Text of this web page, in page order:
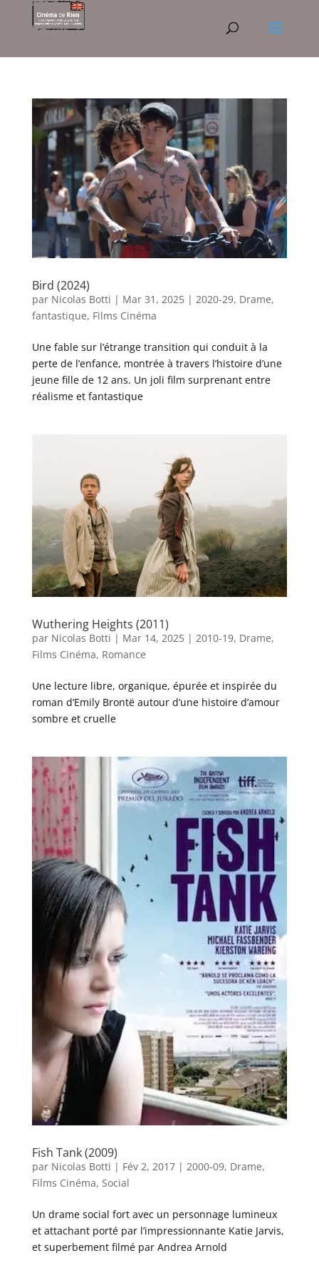
Bird (2024)
par Nicolas Botti | Mar 31, 2025| 2020-29, Drame,
fantastique, Films Cinéma
Une fable sur l’étrange transition qui conduit à la
perte de l’enfance, montrée à travers l’histoire d’une
jeune fille de 12 ans. Un joli film surprenant entre
réalisme et fantastique
Wuthering Heights (2011)
par Nicolas Botti | Mar 14, 2025| 2010-19, Drame,
Films Cinéma, Romance
Une lecture libre, organique, épurée et inspirée du
roman d’Emily Brontë autour d’une histoire d’amour
sombre et cruelle
Fish Tank (2009)
par Nicolas Botti | Fév 2, 2017| 2000-09, Drame,
Films Cinéma, Social
Un drame social fort avec un personnage lumineux
et attachant porté par l’impressionnante Katie Jarvis,
et superbement filmé par Andrea Arnold